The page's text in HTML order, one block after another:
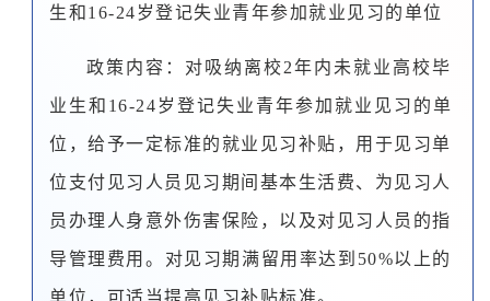
生和16-24岁登记失业青年参加就业见习的单位
政策内容：对吸纳离校2年内未就业高校毕
业生和16-24岁登记失业青年参加就业见习的单
位，给予一定标准的就业见习补贴，用于见习单
位支付见习人员见习期间基本生活费、为见习人
员办理人身意外伤害保险，以及对见习人员的指
导管理费用。对见习期满留用率达到50%以上的
单位，可适当提高见习补贴标准。